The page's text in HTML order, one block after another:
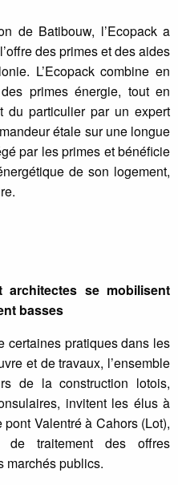
de Batibouw, l’Ecopack a
des primes et des aides
L’Ecopack combine en
primes énergie, tout en
du particulier par un expert
étale sur une longue
par les primes et bénéficie
de son logement,
se mobilisent
basses
certaines pratiques dans les
et de travaux, l’ensemble
de la construction lotois,
invitent les élus à
Valentré à Cahors (Lot),
traitement des offres
marchés publics.